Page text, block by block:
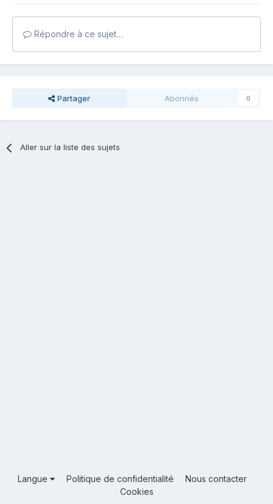
Répondre à ce sujet…
Partager Abonnés 0
Aller sur la liste des sujets
Langue Politique de confidentialité
Nous contacter
Cookies